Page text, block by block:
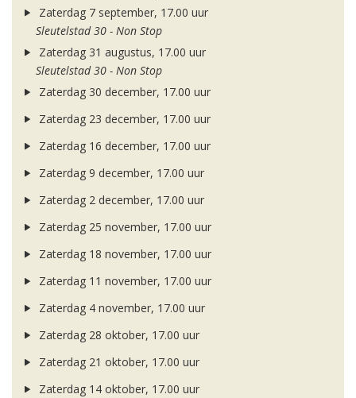
Zaterdag 7 september, 17.00 uur
Sleutelstad 30 - Non Stop
Zaterdag 31 augustus, 17.00 uur
Sleutelstad 30 - Non Stop
Zaterdag 30 december, 17.00 uur
Zaterdag 23 december, 17.00 uur
Zaterdag 16 december, 17.00 uur
Zaterdag 9 december, 17.00 uur
Zaterdag 2 december, 17.00 uur
Zaterdag 25 november, 17.00 uur
Zaterdag 18 november, 17.00 uur
Zaterdag 11 november, 17.00 uur
Zaterdag 4 november, 17.00 uur
Zaterdag 28 oktober, 17.00 uur
Zaterdag 21 oktober, 17.00 uur
Zaterdag 14 oktober, 17.00 uur